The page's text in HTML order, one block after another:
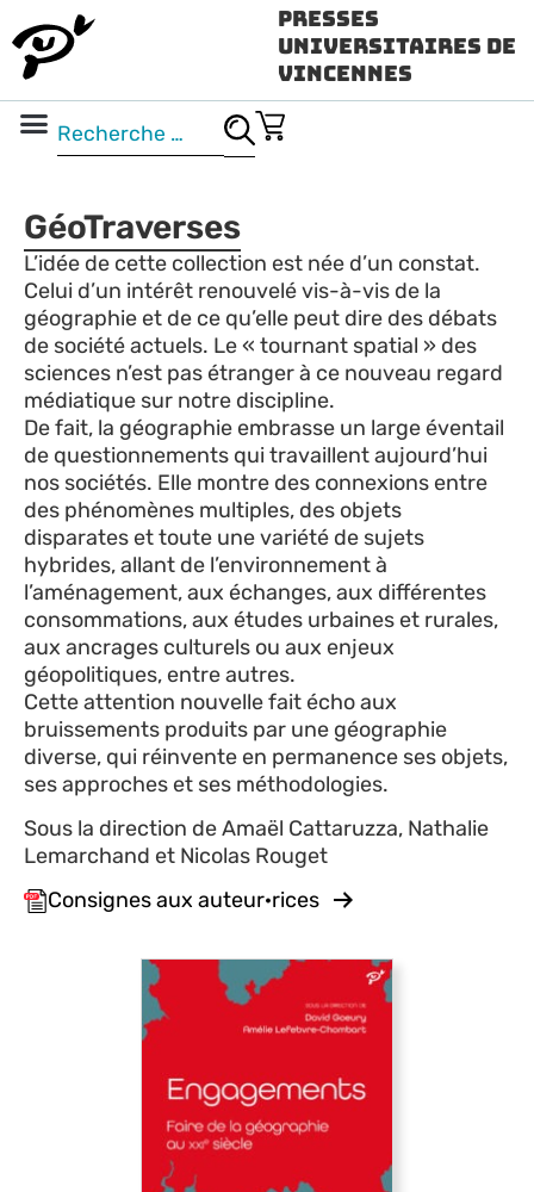
Presses
Universitaires de
Vincennes
GéoTraverses
L’idée de cette collection est née d’un constat.
Celui d’un intérêt renouvelé vis-à-vis de la
géographie et de ce qu’elle peut dire des débats
de société actuels. Le « tournant spatial » des
sciences n’est pas étranger à ce nouveau regard
médiatique sur notre discipline.
De fait, la géographie embrasse un large éventail
de questionnements qui travaillent aujourd’hui
nos sociétés. Elle montre des connexions entre
des phénomènes multiples, des objets
disparates et toute une variété de sujets
hybrides, allant de l’environnement à
l’aménagement, aux échanges, aux différentes
consommations, aux études urbaines et rurales,
aux ancrages culturels ou aux enjeux
géopolitiques, entre autres.
Cette attention nouvelle fait écho aux
bruissements produits par une géographie
diverse, qui réinvente en permanence ses objets,
ses approches et ses méthodologies.
Sous la direction de Amaël Cattaruzza, Nathalie
Lemarchand et Nicolas Rouget
Consignes aux auteur·rices